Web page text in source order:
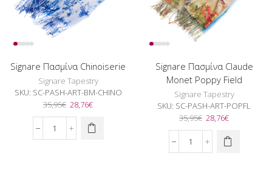
Signare Πασμίνα Chinoiserie
Signare Tapestry
SKU: SC-PASH-ART-BM-CHINO
35,95€ Original
price
was:
35,95€.
28,76€Η
τιμή
Signare
Signare Πασμίνα Claude
Monet Poppy Field
Signare Tapestry
SKU: SC-PASH-ART-POPFL
35,95€ Original
price
was:
35,95€.
28,76€Η
τιμή
Signare